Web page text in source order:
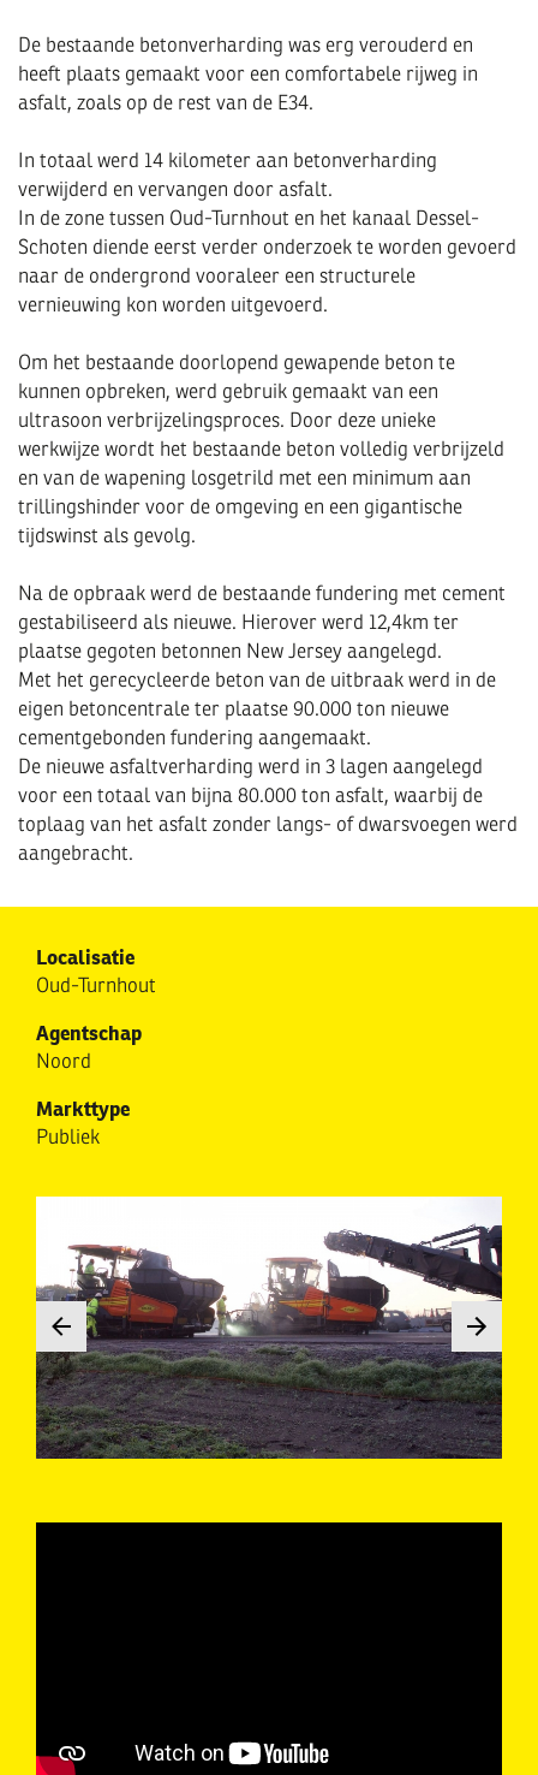
De bestaande betonverharding was erg verouderd en
heeft plaats gemaakt voor een comfortabele rijweg in
asfalt, zoals op de rest van de E34.
In totaal werd 14 kilometer aan betonverharding
verwijderd en vervangen door asfalt.
In de zone tussen Oud-Turnhout en het kanaal Dessel-
Schoten diende eerst verder onderzoek te worden gevoerd
naar de ondergrond vooraleer een structurele
vernieuwing kon worden uitgevoerd.
Om het bestaande doorlopend gewapende beton te
kunnen opbreken, werd gebruik gemaakt van een
ultrasoon verbrijzelingsproces. Door deze unieke
werkwijze wordt het bestaande beton volledig verbrijzeld
en van de wapening losgetrild met een minimum aan
trillingshinder voor de omgeving en een gigantische
tijdswinst als gevolg.
Na de opbraak werd de bestaande fundering met cement
gestabiliseerd als nieuwe. Hierover werd 12,4km ter
plaatse gegoten betonnen New Jersey aangelegd.
Met het gerecycleerde beton van de uitbraak werd in de
eigen betoncentrale ter plaatse 90.000 ton nieuwe
cementgebonden fundering aangemaakt.
De nieuwe asfaltverharding werd in 3 lagen aangelegd
voor een totaal van bijna 80.000 ton asfalt, waarbij de
toplaag van het asfalt zonder langs- of dwarsvoegen werd
aangebracht.
Localisatie
Oud-Turnhout
Agentschap
Noord
Markttype
Publiek